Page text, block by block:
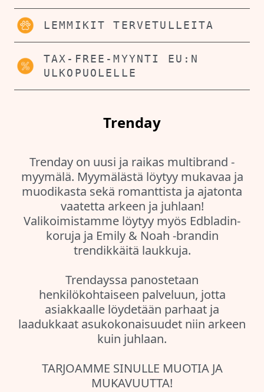
LEMMIKIT TERVETULLEITA
TAX-FREE-MYYNTI EU:N
ULKOPUOLELLE
Trenday
Trenday on uusi ja raikas multibrand -
myymälä. Myymälästä löytyy mukavaa ja
muodikasta sekä romanttista ja ajatonta
vaatetta arkeen ja juhlaan!
Valikoimistamme löytyy myös Edbladin-
koruja ja Emily & Noah -brandin
trendikkäitä laukkuja.
Trendayssa panostetaan
henkilökohtaiseen palveluun, jotta
asiakkaalle löydetään parhaat ja
laadukkaat asukokonaisuudet niin arkeen
kuin juhlaan.
TARJOAMME SINULLE MUOTIA JA
MUKAVUUTTA!